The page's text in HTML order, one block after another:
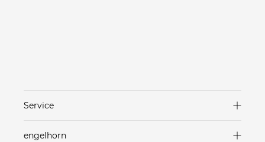
Service
engelhorn